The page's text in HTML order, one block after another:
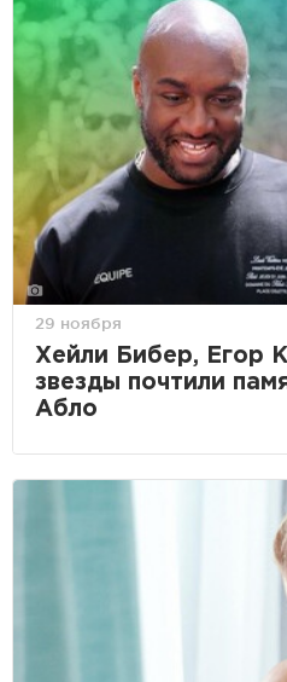
29 ноября
Хейли Бибер, Егор
звезды почтили
Абло